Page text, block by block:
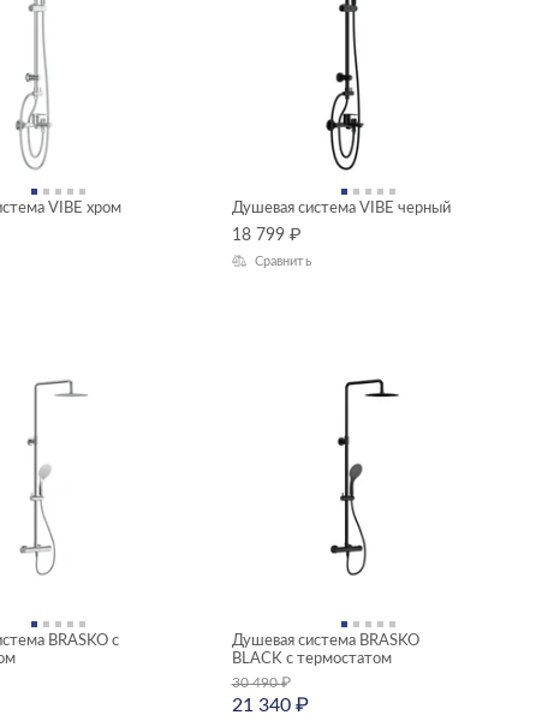
VIBE хром Душевая система VIBE черный
18 799 ₽
Сравнить
BRASKO с
Душевая система BRASKO
BLACK с термостатом
30 490₽
21 340 ₽